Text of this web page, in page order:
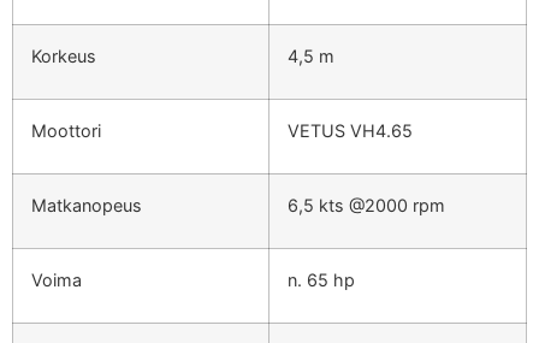
Korkeus 4,5 m
Moottori VETUS VH4.65
Matkanopeus 6,5 kts @2000 rpm
Voima n. 65 hp